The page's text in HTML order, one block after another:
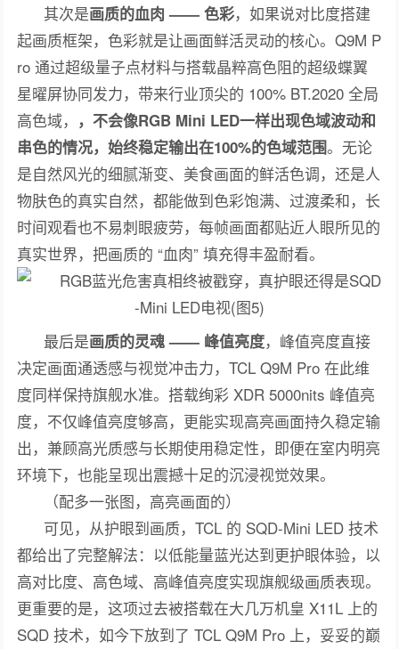
其次是画质的血肉 —— 色彩，如果说对比度搭建
起画质框架，色彩就是让画面鲜活灵动的核心。Q9M P
ro 通过超级量子点材料与搭载晶粹高色阻的超级蝶翼
星曜屏协同发力，带来行业顶尖的 100% BT.2020 全局
高色域， ，不会像RGB Mini LED一样出现色域波动和
串色的情况，始终稳定输出在100%的色域范围。无论
是自然风光的细腻渐变、美食画面的鲜活色调，还是人
物肤色的真实自然，都能做到色彩饱满、过渡柔和，长
时间观看也不易刺眼疲劳，每帧画面都贴近人眼所见的
真实世界，把画质的 “血肉” 填充得丰盈耐看。
最后是画质的灵魂 —— 峰值亮度，峰值亮度直接
决定画面通透感与视觉冲击力，TCL Q9M Pro 在此维
度同样保持旗舰水准。搭载绚彩 XDR 5000nits 峰值亮
度，不仅峰值亮度够高，更能实现高亮画面持久稳定输
出，兼顾高光质感与长期使用稳定性，即便在室内明亮
环境下，也能呈现出震撼十足的沉浸视觉效果。
（配多一张图，高亮画面的）
可见，从护眼到画质，TCL 的 SQD-Mini LED 技术
都给出了完整解法：以低能量蓝光达到更护眼体验，以
高对比度、高色域、高峰值亮度实现旗舰级画质表现。
更重要的是，这项过去被搭载在大几万机皇 X11L 上的
SQD 技术，如今下放到了 TCL Q9M Pro 上，妥妥的巅